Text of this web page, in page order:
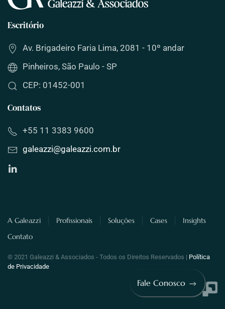
Escritório
Av. Brigadeiro Faria Lima, 2081 - 10º andar
Pinheiros, São Paulo - SP
CEP: 01452-001
Contatos
+55 11 3383 9600
galeazzi@galeazzi.com.br
A Galeazzi Profissionais Soluções Cases
Insights
Contato
© 2021 Galeazzi & Associados - Todos os Direitos Reservados | Política
de Privacidade
Fale Conosco